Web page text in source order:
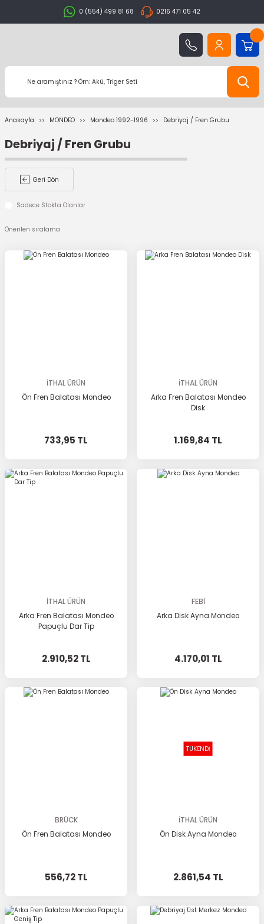
0 (554) 499 81 68 0216 471 05 42
Anasayfa MONDEO Mondeo 1992-1996 Debriyaj / Fren Grubu
Debriyaj / Fren Grubu
Geri Dön
Sadece Stokta Olanlar
İTHAL ÜRÜN
Ön Fren Balatası Mondeo
733,95 TL
İTHAL ÜRÜN
Arka Fren Balatası Mondeo
Disk
1.169,84 TL
İTHAL ÜRÜN
Arka Fren Balatası Mondeo
Papuçlu Dar Tip
2.910,52 TL
FEBİ
Arka Disk Ayna Mondeo
4.170,01 TL
BRÜCK
Ön Fren Balatası Mondeo
556,72 TL
TÜKENDİ
İTHAL ÜRÜN
Ön Disk Ayna Mondeo
2.861,54 TL